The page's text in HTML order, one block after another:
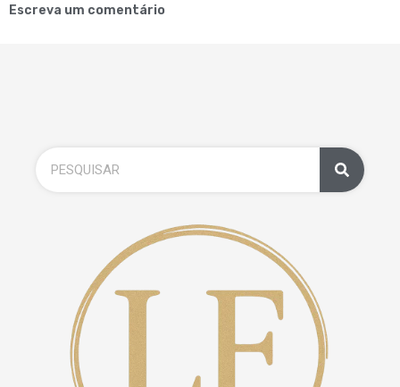
Escreva um comentário